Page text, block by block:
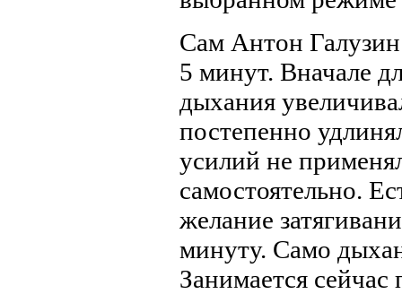
Сам Антон Галузин
5 минут. Вначале
дыхания
постепенно
усилий не
самостоятельно.
желание
минуту. Само
Занимается